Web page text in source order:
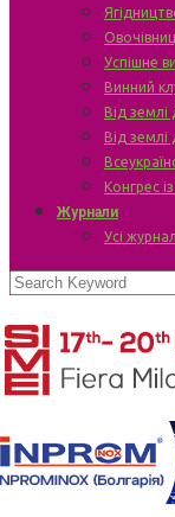
Успішне
Винний
Від землі
Від землі
Конгрес
Журнали
Усі